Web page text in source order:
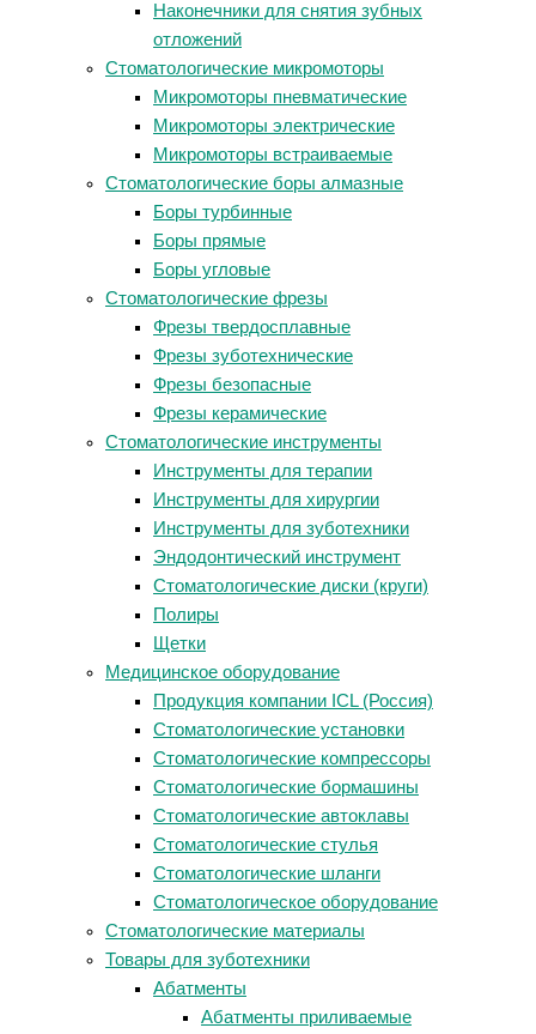
Наконечники для снятия зубных
отложений
Стоматологические микромоторы
Микромоторы пневматические
Микромоторы электрические
Микромоторы встраиваемые
Стоматологические боры алмазные
Боры турбинные
Боры прямые
Боры угловые
Стоматологические фрезы
Фрезы твердосплавные
Фрезы зуботехнические
Фрезы безопасные
Фрезы керамические
Стоматологические инструменты
Инструменты для терапии
Инструменты для хирургии
Инструменты для зуботехники
Эндодонтический инструмент
Стоматологические диски (круги)
Полиры
Щетки
Медицинское оборудование
Продукция компании ICL (Россия)
Стоматологические установки
Стоматологические компрессоры
Стоматологические бормашины
Стоматологические автоклавы
Стоматологические стулья
Стоматологические шланги
Стоматологическое оборудование
Стоматологические материалы
Товары для зуботехники
Абатменты
Абатменты приливаемые